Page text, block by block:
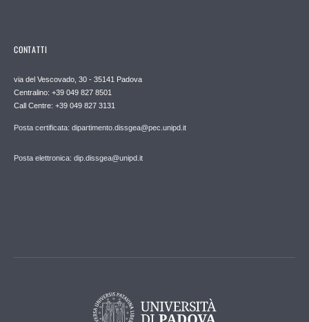
CONTATTI
via del Vescovado, 30 - 35141 Padova
Centralino: +39 049 827 8501
Call Centre: +39 049 827 3131
Posta certificata: dipartimento.dissgea@pec.unipd.it
Posta elettronica: dip.dissgea@unipd.it